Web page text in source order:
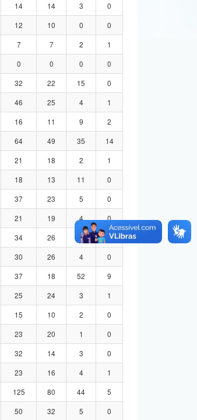
14 14 3
0
12 10 0
0
7 7 2
1
0 0 0
0
32 22 15
0
46 25 4
1
16 11 9
2
64 49 35
14
21 18 2
1
18 13 11
0
37 23 5
0
21 19 4
0
34 26 8
3
30 26 4
0
37 18 52
9
25 24 3
1
15 10 2
0
23 20 1
0
32 14 3
0
23 16 4
1
125 80 44
5
50 32 5
0